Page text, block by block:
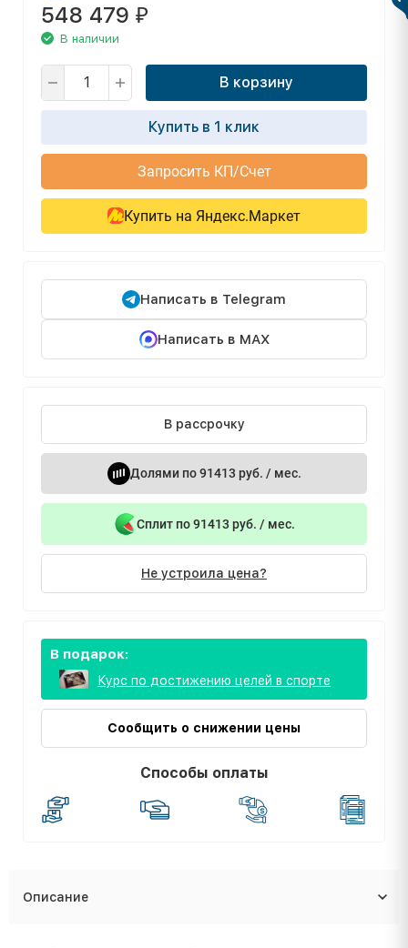
548 479 ₽
В наличии
В корзину
Купить в 1 клик
Запросить КП/Счет
Купить на Яндекс.Маркет
Написать в Telegram
Написать в MAX
В рассрочку
Долями по 91413 руб. / мес.
Сплит по 91413 руб. / мес.
Не устроила цена?
В подарок:
Курс по достижению целей в спорте
Сообщить о снижении цены
Способы оплаты
Описание